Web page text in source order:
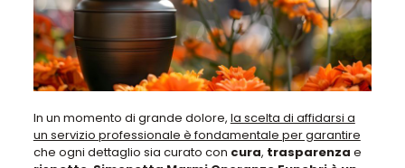
In un momento di grande dolore, la scelta di affidarsi a
un servizio professionale è fondamentale per garantire
che ogni dettaglio sia curato con cura, trasparenza e